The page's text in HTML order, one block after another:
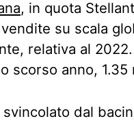
, in quota
su scala
relativa al
scorso anno, 1.35
dal